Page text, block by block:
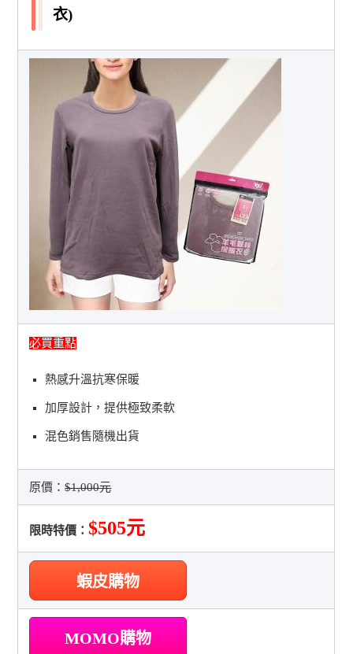
衣)
必買重點
熱感升溫抗寒保暖
加厚設計，提供極致柔軟
混色銷售隨機出貨
原價：$1,000元
限時特價：$505元
蝦皮購物
MOMO購物